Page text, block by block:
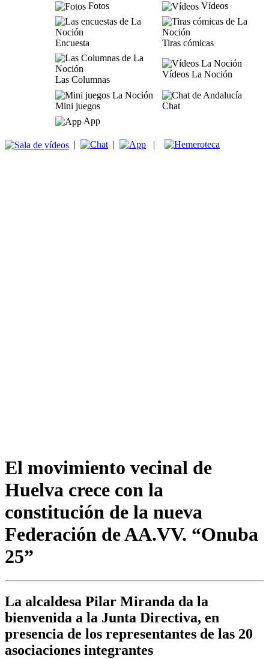
Fotos
Vídeos
Encuesta Tiras cómicas
Las Columnas
Vídeos La Noción
Mini juegos
Chat
App
| | |
El movimiento vecinal de
Huelva crece con la
constitución de la nueva
Federación de AA.VV. “Onuba
25”
La alcaldesa Pilar Miranda da la
bienvenida a la Junta Directiva, en
presencia de los representantes de las 20
asociaciones integrantes